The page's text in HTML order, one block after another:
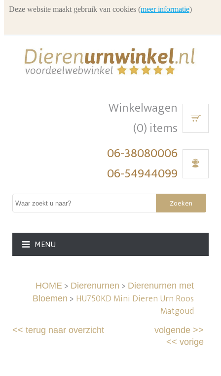
Winkelwagen
(0) items
06-38080006
06-54944099
Zoeken
MENU
HOME> Dierenurnen > Dierenurnen met
Bloemen > HU750KD Mini Dieren Urn Roos
Matgoud
<<terug naar overzicht volgende>>
<< vorige
Deze website maakt gebruik van cookies (meer informatie)